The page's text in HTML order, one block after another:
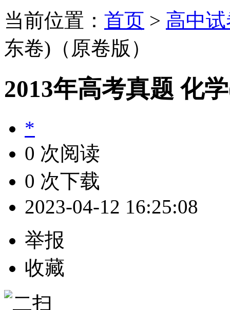
当前位置： 首页 > 高中
东卷)（原卷版）
2013年高考真题 化
*
0 次阅读
0 次下载
2023-04-12 16:25:08
举报
收藏